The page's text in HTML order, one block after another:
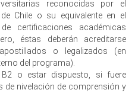
reconocidas por el
Chile o su equivalente en el
certificaciones académicas
éstas deberán acreditarse
o legalizados (en
del programa).
B2 o estar dispuesto, si fuere
de nivelación de comprensión y